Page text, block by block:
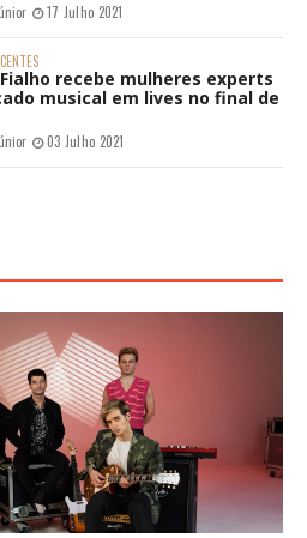
17 Julho 2021
recebe mulheres experts
musical em lives no final de
03 Julho 2021